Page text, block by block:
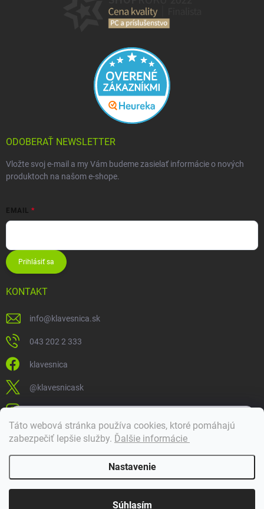
Táto webová stránka používa cookies, ktoré pomáhajú
zabezpečiť lepšie služby. Ďalšie informácie
Nastavenie
Súhlasím
ODOBERAŤ NEWSLETTER
Vložte svoj e-mail a my Vám budeme zasielať informácie o nových
produktoch na našom e-shope.
EMAIL
Prihlásiť sa
KONTAKT
info@klavesnica.sk
043 202 2 333
klavesnica
@klavesnicask
klavesnica_sk
Doprava a platba
Klávesnica . Všetky práva vyhradené.
Dobrý deň! 👋 Pomôžem vám nájsť správny diel. Napíšte mi.